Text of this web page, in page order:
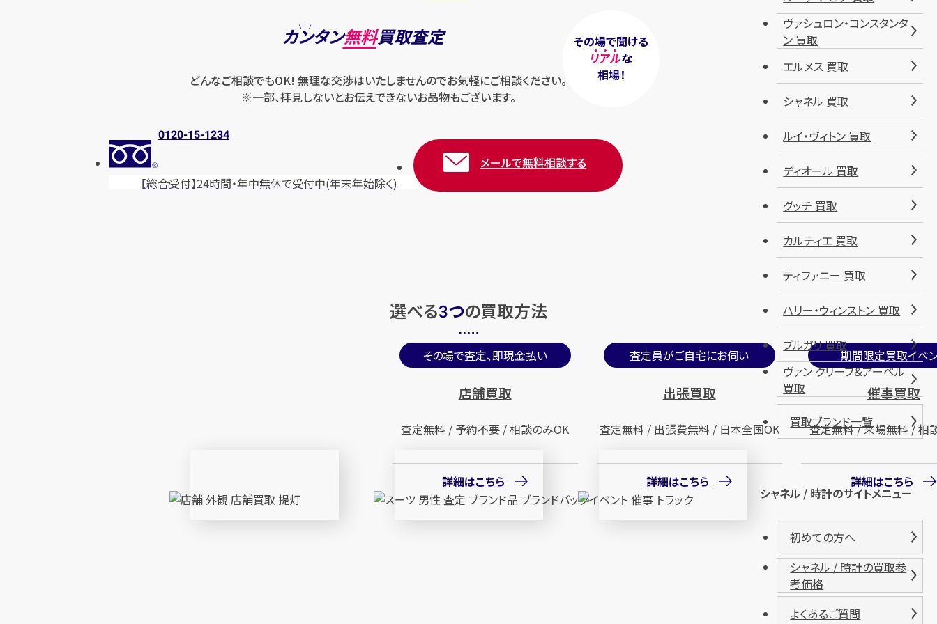
その場で聞ける
リアルな
相場！
カンタン無料買取査定
どんなご相談でもOK! 無理な交渉はいたしませんのでお気軽にご相談ください。
※一部、拝見しないとお伝えできないお品物もございます。
0120-15-1234
【総合受付】24時間・年中無休で受付中(年末年始除く)
メールで無料相談する
選べる3つの買取方法
その場で査定、即現金払い
店舗買取
査定無料 / 予約不要 / 相談のみOK
詳細はこちら
査定員がご自宅にお伺い
出張買取
査定無料 / 出張費無料 / 日本全国OK
詳細はこちら
期間限定買取イベ
催事買取
査定無料 / 来場無料 / 相
詳細はこちら
ヴァシュロン・コンスタンタ
ン 買取
エルメス 買取
シャネル 買取
ルイ・ヴィトン 買取
ディオール 買取
グッチ 買取
カルティエ 買取
ティファニー 買取
ハリー・ウィンストン 買取
ブルガリ 買取
ヴァン クリーフ＆アーペル
買取
買取ブランド一覧
シャネル / 時計のサイトメニュー
初めての方へ
シャネル / 時計の買取参
考価格
よくあるご質問